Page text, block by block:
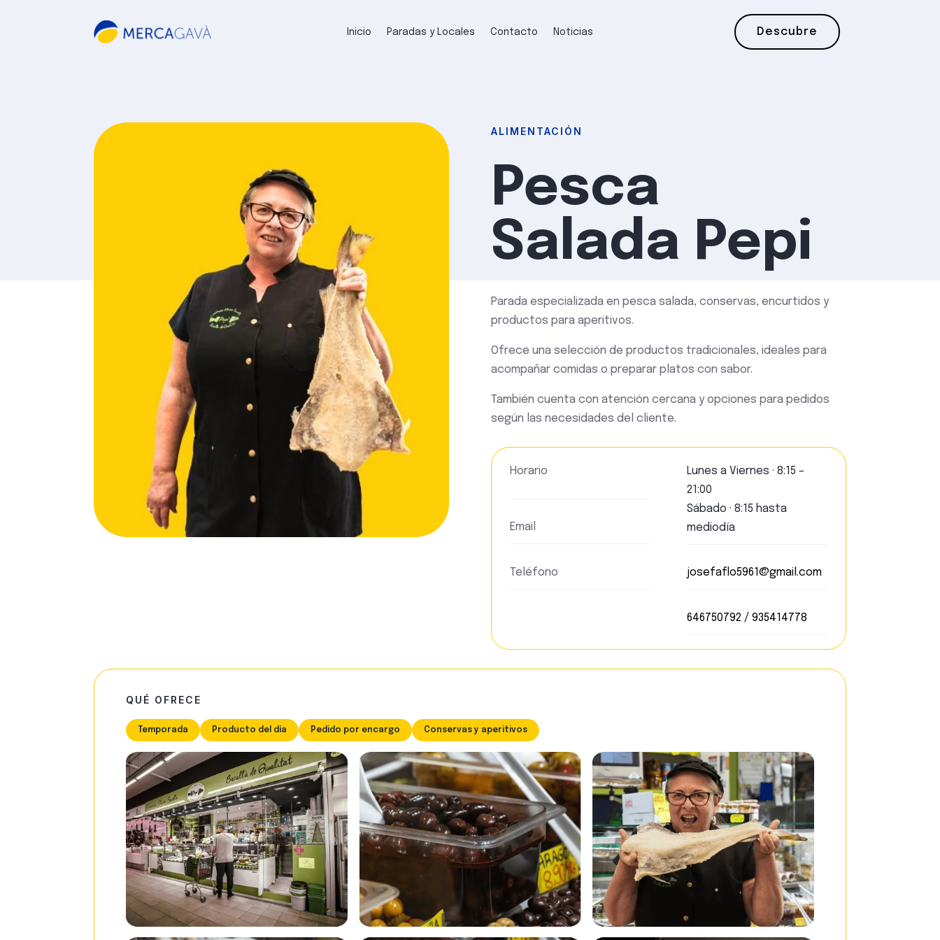
Inicio Paradas y Locales Contacto Noticias Descubre
ALIMENTACIÓN
Pesca
Salada Pepi
Parada especializada en pesca salada, conservas, encurtidos y
productos para aperitivos.
Ofrece una selección de productos tradicionales, ideales para
acompañar comidas o preparar platos con sabor.
También cuenta con atención cercana y opciones para pedidos
según las necesidades del cliente.
Horario
Email
Teléfono
Lunes a Viernes · 8:15 –
21:00
Sábado · 8:15 hasta
mediodía
josefaflo5961@gmail.com
646750792 / 935414778
QUÉ OFRECE
Temporada Producto del día Pedido por encargo Conservas y aperitivos